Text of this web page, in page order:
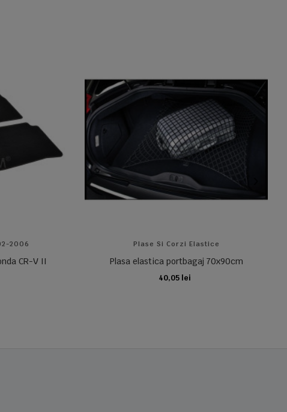
2006
CR-V II
Plase Si Corzi Elastice
Plasa elastica portbagaj 70x90cm
40,05 lei
ADAUGA IN COS